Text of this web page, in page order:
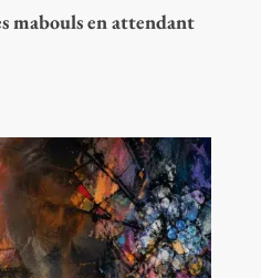
mabouls en attendant